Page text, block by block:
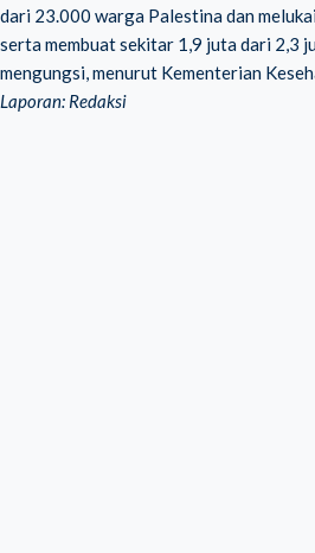
dari 23.000 warga Palestina dan
serta membuat sekitar 1,9 juta dari 2,3
mengungsi, menurut Kementerian
Laporan: Redaksi